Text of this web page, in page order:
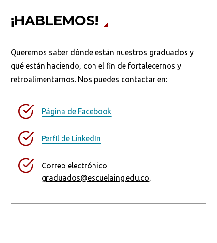
¡HABLEMOS!
Queremos saber dónde están nuestros graduados y
qué están haciendo, con el fin de fortalecernos y
retroalimentarnos. Nos puedes contactar en:
Página de Facebook
Perfil de LinkedIn
Correo electrónico:
graduados@escuelaing.edu.co.